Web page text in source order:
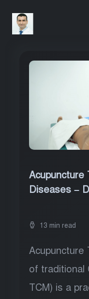
Acupuncture
Diseases –
13 min read
Acupuncture
of traditional
TCM) is a